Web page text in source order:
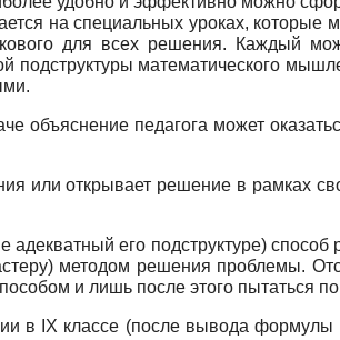
на специальных уроках,
для всех решения. Каждый
подструктуры математического
объяснение педагога может
или открывает решение в рамках
его подструктуре)
методом решения проблемы.
и лишь после этого пытаться
в IX классе (после вывода